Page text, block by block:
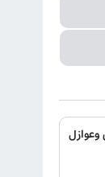
وعوازل